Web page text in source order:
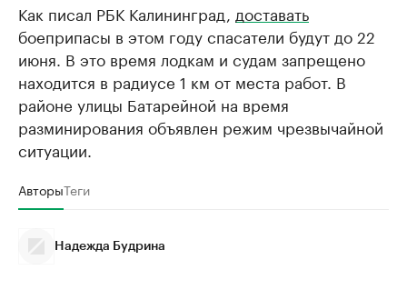
Как писал РБК Калининград, доставать
боеприпасы в этом году спасатели будут до 22
июня. В это время лодкам и судам запрещено
находится в радиусе 1 км от места работ. В
районе улицы Батарейной на время
разминирования объявлен режим чрезвычайной
ситуации.
АвторыТеги
Надежда Будрина